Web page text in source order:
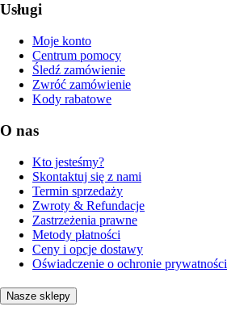
Usługi
Moje konto
Centrum pomocy
Śledź zamówienie
Zwróć zamówienie
Kody rabatowe
O nas
Kto jesteśmy?
Skontaktuj się z nami
Termin sprzedaży
Zwroty & Refundacje
Zastrzeżenia prawne
Metody płatności
Ceny i opcje dostawy
Oświadczenie o ochronie prywatności
Nasze sklepy